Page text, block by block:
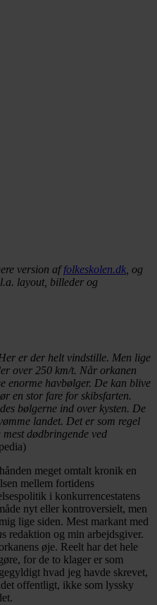
version affolkeskolen.dk, og
layout, billeder og
er der helt vindstille. Men lige
over 250 km/t. Når orkanen
enorme havbølger. De kan blive
en stor fare for skibsfarten.
bølgerne ind over kysten. De
landet. Det er som regel
dødbringende ved
meget omtalt kronik en
mellem fortidens
i konkurrencestatens
nyt eller kontroversielt, men
lige siden. Mest markant med
s redaktion og min arbejdsgiver.
øje. Reelt har det hele
for de to klager er som
hvad jeg havde skrevet,
offentligt, ikke som lyssky